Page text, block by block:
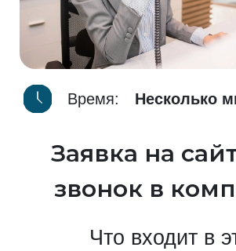
Время: Несколько
Заявка на
звонок в
Что входит в